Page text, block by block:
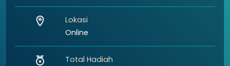
Lokasi
Online
Total Hadiah